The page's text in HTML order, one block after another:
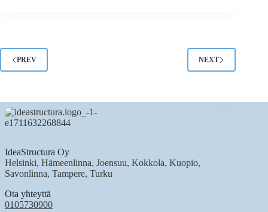
PREV NEXT
IdeaStructura Oy
Helsinki, Hämeenlinna, Joensuu, Kokkola, Kuopio,
Savonlinna, Tampere, Turku
Ota yhteyttä
0105730900